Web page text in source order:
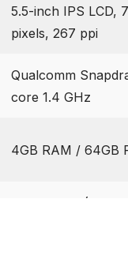
5.5-inch IPS LCD,
pixels, 267 ppi
Qualcomm
core 1.4 GHz
4GB RAM / 64GB
Android 7.0